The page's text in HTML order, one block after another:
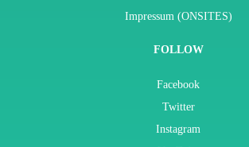
Impressum (ONSITES)
FOLLOW
Facebook
Twitter
Instagram